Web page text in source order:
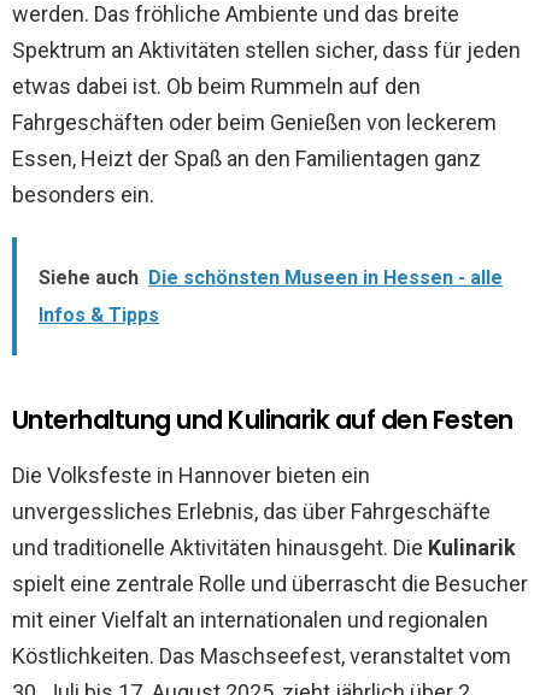
werden. Das fröhliche Ambiente und das breite
Spektrum an Aktivitäten stellen sicher, dass für jeden
etwas dabei ist. Ob beim Rummeln auf den
Fahrgeschäften oder beim Genießen von leckerem
Essen, Heizt der Spaß an den Familientagen ganz
besonders ein.
Siehe auch Die schönsten Museen in Hessen - alle
Infos & Tipps
Unterhaltung und Kulinarik auf den Festen
Die Volksfeste in Hannover bieten ein
unvergessliches Erlebnis, das über Fahrgeschäfte
und traditionelle Aktivitäten hinausgeht. Die Kulinarik
spielt eine zentrale Rolle und überrascht die Besucher
mit einer Vielfalt an internationalen und regionalen
Köstlichkeiten. Das Maschseefest, veranstaltet vom